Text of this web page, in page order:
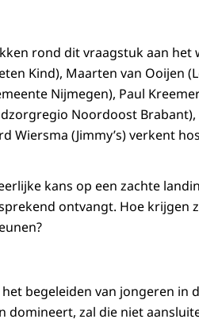
rond dit vraagstuk aan
Kind), Maarten van Ooijen
Nijmegen), Paul
Noordoost
Wiersma (Jimmy’s) verkent
kans op een zachte
ontvangt. Hoe
begeleiden van jongeren in
domineert, zal die niet